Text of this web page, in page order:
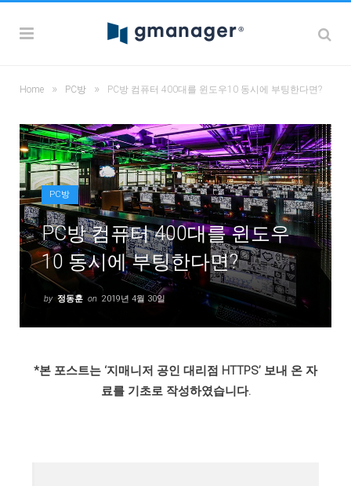
Home » PC방 » PC방 컴퓨터 400대를 윈도우10 동시에 부팅한다면?
PC방
PC방 컴퓨터 400대를 윈도우
10 동시에 부팅한다면?
by 정동훈 on 2019년 4월 30일
*본 포스트는 ‘지매니저 공인 대리점 HTTPS’ 보내 온 자
료를 기초로 작성하였습니다.